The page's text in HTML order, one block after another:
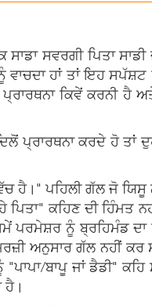
ਸਵਰਗੀ ਪਿਤਾ
ਹਾਂ ਤਾਂ ਇਹ
ਕਿਵੇਂ ਕਰਨੀ ਹੈ
ਪ੍ਰਾਰਥਨਾ ਕਰਦੇ ਹੋ
ਹੈ।" ਪਹਿਲੀ ਗੱਲ ਜੋ
ਕਹਿਣ ਦੀ ਹਿੰਮਤ
ਪਰਮੇਸ਼ਰ ਨੂੰ ਬ੍ਰਹਿਮੰਡ
ਅਨੁਸਾਰ ਗੱਲ ਨਹੀਂ
ਬਾਪੂ ਜਾਂ ਡੈਡੀ"
ਹੈ।